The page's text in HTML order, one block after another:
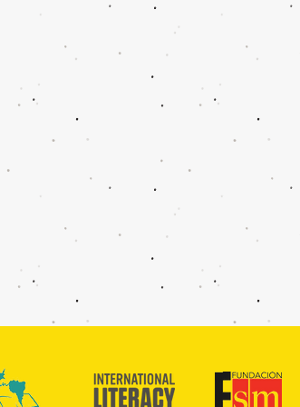
Consejo Puebla de Lectura A.C.
: 012650001628092730 -
: Libros
Recuerda enviarnos el comprobante de la transferencia
librerialavale@gmail.com
para confirmar tu pago y
poder recoger tus libros.
Para cualquier duda,
contáctanos al 2224049313 .